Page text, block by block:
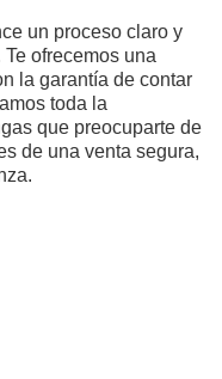
un proceso claro y
ofrecemos una
la garantía de contar
toda la
que preocuparte de
de una venta segura,